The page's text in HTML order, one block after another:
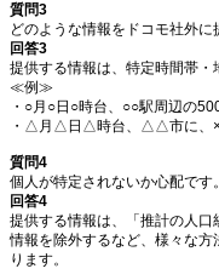
質問3
どのような情報をドコモ社外に
回答3
提供する情報は、特定時間帯
≪例≫
・○月○日○時台、○○駅周辺の
・△月△日△時台、△△市に、
質問4
個人が特定されないか心配です。
回答4
提供する情報は、「推計の人
情報を除外するなど、様々な
ります。